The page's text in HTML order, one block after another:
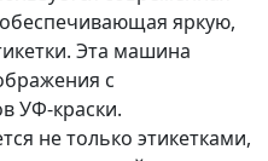
обеспечивающая яркую,
Эта машина
с
УФ-краски.
не только этикетками,